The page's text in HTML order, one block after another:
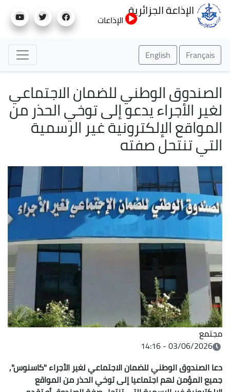
إلى
الإذاعة الجزائرية
الإذاعات
Français
English
الصندوق الوطني للضمان الاجتماعي
لغير الأجراء يدعو إلى توخي الحذر من
المواقع الإلكترونية غير الرسمية
التي تنتحل صفته
مجتمع
03/06/2026 - 14:16
دعا الصندوق الوطني للضمان الاجتماعي لغير الأجراء "كاسنوس",
جميع المؤمن لهم اجتماعيا إلى توخي الحذر من المواقع